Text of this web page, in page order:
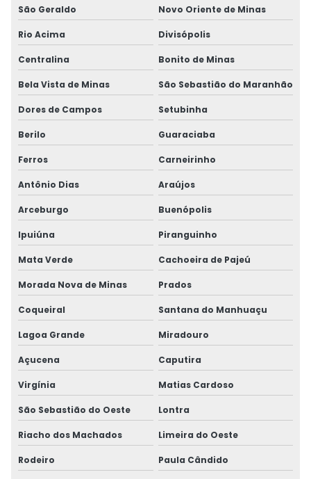
São Geraldo Novo Oriente de Minas
Rio Acima Divisópolis
Centralina Bonito de Minas
Bela Vista de Minas São Sebastião do Maranhão
Dores de Campos Setubinha
Berilo Guaraciaba
Ferros Carneirinho
Antônio Dias Araújos
Arceburgo Buenópolis
Ipuiúna Piranguinho
Mata Verde Cachoeira de Pajeú
Morada Nova de Minas Prados
Coqueiral Santana do Manhuaçu
Lagoa Grande Miradouro
Açucena Caputira
Virgínia Matias Cardoso
São Sebastião do Oeste Lontra
Riacho dos Machados Limeira do Oeste
Rodeiro Paula Cândido